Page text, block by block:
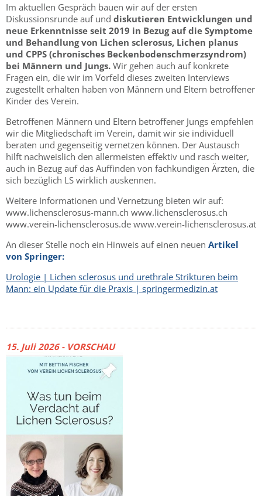
Im aktuellen Gespräch bauen wir auf der ersten
Diskussionsrunde auf und diskutieren Entwicklungen und
neue Erkenntnisse seit 2019 in Bezug auf die Symptome
und Behandlung von Lichen sclerosus, Lichen planus
und CPPS (chronisches Beckenbodenschmerzsyndrom)
bei Männern und Jungs. Wir gehen auch auf konkrete
Fragen ein, die wir im Vorfeld dieses zweiten Interviews
zugestellt erhalten haben von Männern und Eltern betroffener
Kinder des Verein.
Betroffenen Männern und Eltern betroffener Jungs empfehlen
wir die Mitgliedschaft im Verein, damit wir sie individuell
beraten und gegenseitig vernetzen können. Der Austausch
hilft nachweislich den allermeisten effektiv und rasch weiter,
auch in Bezug auf das Auffinden von fachkundigen Ärzten, die
sich bezüglich LS wirklich auskennen.
Weitere Informationen und Vernetzung bieten wir auf:
www.lichensclerosus-mann.ch www.lichensclerosus.ch
www.verein-lichensclerosus.de www.verein-lichensclerosus.at
An dieser Stelle noch ein Hinweis auf einen neuen Artikel
von Springer:
Urologie | Lichen sclerosus und urethrale Strikturen beim
Mann: ein Update für die Praxis | springermedizin.at
15. Juli 2026 - VORSCHAU